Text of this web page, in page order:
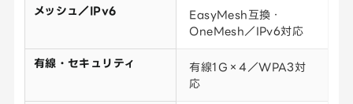
メッシュ／IPv6
EasyMesh互換・
OneMesh／IPv6対応
有線・セキュリティ
有線1G×4／WPA3対
応